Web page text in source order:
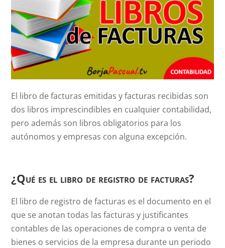
El libro de facturas emitidas y facturas recibidas son
dos libros imprescindibles en cualquier contabilidad,
pero además son libros obligatorios para los
autónomos y empresas con alguna excepción.
¿Qué es el libro de registro de facturas?
El libro de registro de facturas es el documento en el
que se anotan todas las facturas y justificantes
contables de las operaciones de compra o venta de
bienes o servicios de la empresa durante un periodo